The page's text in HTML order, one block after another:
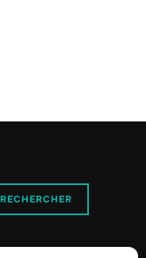
RECHERCHER